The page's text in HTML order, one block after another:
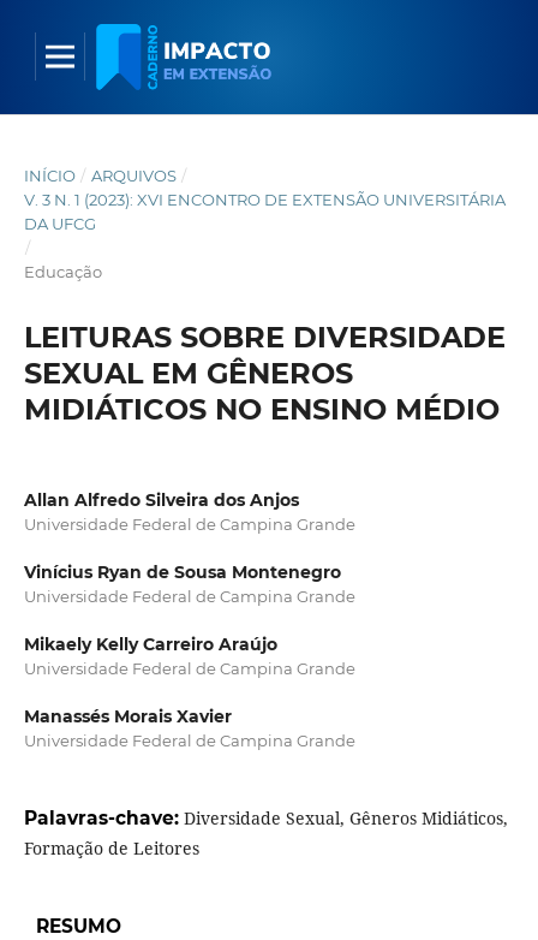
INÍCIO / ARQUIVOS /
V. 3 N. 1 (2023): XVI ENCONTRO DE EXTENSÃO UNIVERSITÁRIA
DA UFCG
/
Educação
LEITURAS SOBRE DIVERSIDADE
SEXUAL EM GÊNEROS
MIDIÁTICOS NO ENSINO MÉDIO
Allan Alfredo Silveira dos Anjos
Universidade Federal de Campina Grande
Vinícius Ryan de Sousa Montenegro
Universidade Federal de Campina Grande
Mikaely Kelly Carreiro Araújo
Universidade Federal de Campina Grande
Manassés Morais Xavier
Universidade Federal de Campina Grande
Palavras-chave: Diversidade Sexual, Gêneros Midiáticos,
Formação de Leitores
RESUMO